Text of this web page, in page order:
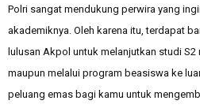
Polri sangat mendukung perwira yang
akademiknya. Oleh karena itu, terdapat
lulusan Akpol untuk melanjutkan studi
maupun melalui program beasiswa ke
peluang emas bagi kamu untuk